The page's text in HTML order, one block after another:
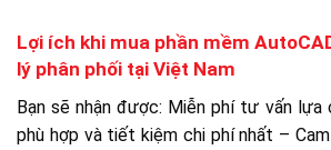
Lợi ích khi mua phần mềm
lý phân phối tại Việt Nam
Bạn sẽ nhận được: Miễn phí tư vấn lựa
phù hợp và tiết kiệm chi phí nhất –